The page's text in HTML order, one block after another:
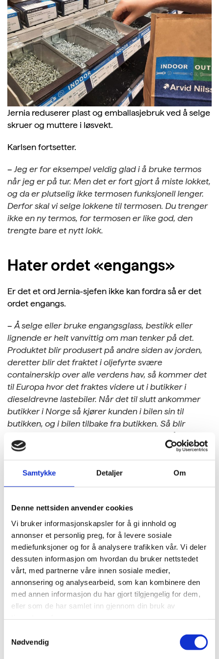
Samtykke Detaljer Om
Denne nettsiden anvender cookies
Vi bruker informasjonskapsler for å gi innhold og
annonser et personlig preg, for å levere sosiale
mediefunksjoner og for å analysere trafikken vår. Vi deler
dessuten informasjon om hvordan du bruker nettstedet
vårt, med partnerne våre innen sosiale medier,
annonsering og analysearbeid, som kan kombinere den
med annen informasjon du har gjort tilgjengelig for dem,
eller som de har samlet inn gjennom din bruk av
Nødvendig
Jernia reduserer plast og emballasjebruk ved å selge
skruer og muttere i løsvekt.
Karlsen fortsetter.
–Jeg er for eksempel veldig glad i å bruke termos
når jeg er på tur. Men det er fort gjort å miste lokket,
og da er plutselig ikke termosen funksjonell lenger.
Derfor skal vi selge lokkene til termosen. Du trenger
ikke en ny termos, for termosen er like god, den
trengte bare et nytt lokk.
Hater ordet «engangs»
Er det et ord Jernia-sjefen ikke kan fordra så er det
ordet engangs.
– Å selge eller bruke engangsglass, bestikk eller
lignende er helt vanvittig om man tenker på det.
Produktet blir produsert på andre siden av jorden,
deretter blir det fraktet i oljefyrte svære
containerskip over alle verdens hav, så kommer det
til Europa hvor det fraktes videre ut i butikker i
dieseldrevne lastebiler. Når det til slutt ankommer
butikker i Norge så kjører kunden i bilen sin til
butikken, og i bilen tilbake fra butikken. Så blir
engangsbestikket tatt i bruk en gang. Og så blir det
kastet. Det er helt vanvittig. Det vil vi ikke selge her
på Jernia, forteller Karlsen.
eksempel drill.
–Jeg ønsker ikke å konkurrere med konkurrentene
våre om å ha den dårligste og billigste drillen, for
det er ikke det kundene har behov for. De har behov
for et hull i veggen og vi bruker drill veldig sjeldent.
Derfor leier vi ut driller
, avslutter Karlsen.
Åtte konkrete tiltak Jernia
gjør: